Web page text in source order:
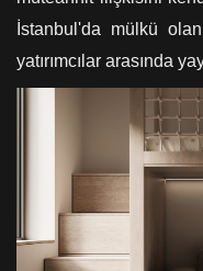
İstanbul'da mülkü
yatırımcılar arasında